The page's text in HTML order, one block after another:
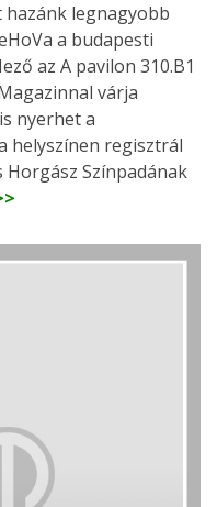
legnagyobb
a budapesti
az A pavilon 310.B1
várja
nyerhet a
helyszínen regisztrál
Horgász Színpadának